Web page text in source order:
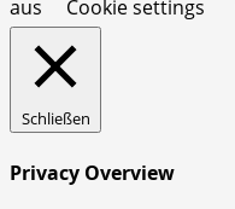
aus
Cookie settings
Schließen
Privacy Overview